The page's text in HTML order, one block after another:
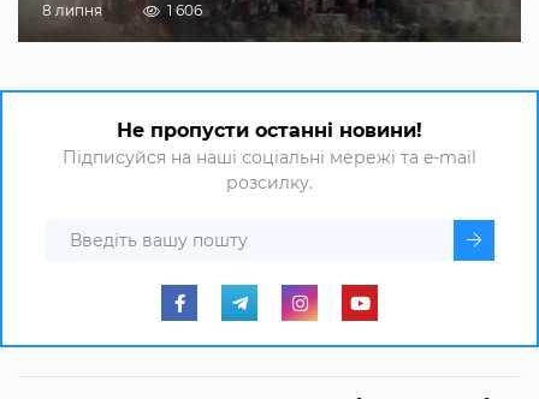
8 липня 1 606
Не пропусти останні новини!
Підписуйся на наші соціальні мережі та e-mail
розсилку.